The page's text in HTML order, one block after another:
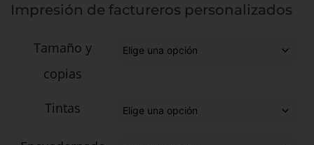
Impresión de factureros personalizados
Tamaño y
copias
Tintas